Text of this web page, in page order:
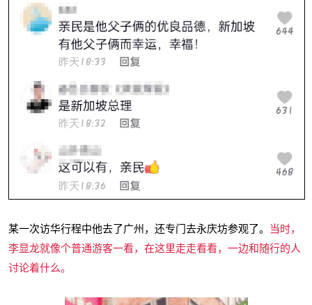
某一次访华行程中他去了广州，还专门去永庆坊参观了。 当时，
李显龙就像个普通游客一看，在这里走走看看，一边和随行的人
讨论着什么。